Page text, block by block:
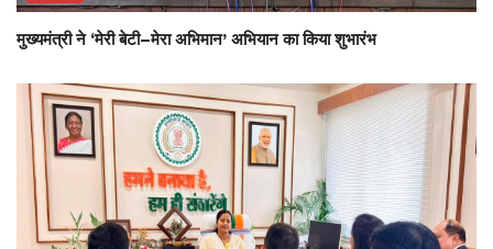
मुख्यमंत्री ने ‘मेरी बेटी–मेरा अभिमान’ अभियान का किया शुभारंभ